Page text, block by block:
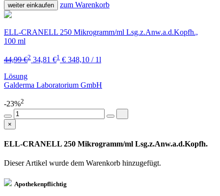
weiter einkaufen zum Warenkorb
ELL-CRANELL 250 Mikrogramm/ml Lsg.z.Anw.a.d.Kopfh.,
100 ml
44,99 €2 34,81 €1 € 348,10 / 1l
Lösung
Galderma Laboratorium GmbH
-23%2
×
ELL-CRANELL 250 Mikrogramm/ml Lsg.z.Anw.a.d.Kopfh.
Dieser Artikel wurde dem Warenkorb hinzugefügt.
Apothekenpflichtig